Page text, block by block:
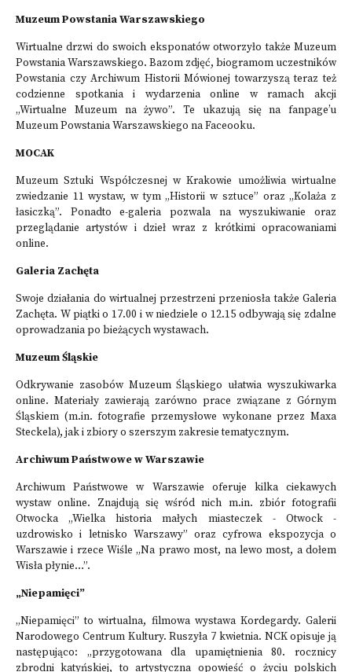
Muzeum Powstania Warszawskiego
Wirtualne drzwi do swoich eksponatów otworzyło także Muzeum
Powstania Warszawskiego. Bazom zdjęć, biogramom uczestników
Powstania czy Archiwum Historii Mówionej towarzyszą teraz też
codzienne spotkania i wydarzenia online w ramach akcji
„Wirtualne Muzeum na żywo”. Te ukazują się na fanpage’u
Muzeum Powstania Warszawskiego na Faceooku.
MOCAK
Muzeum Sztuki Współczesnej w Krakowie umożliwia wirtualne
zwiedzanie 11 wystaw, w tym „Historii w sztuce” oraz „Kolaża z
łasiczką”. Ponadtoe-galeria pozwala na wyszukiwanie oraz
przeglądanie artystów i dzieł wraz z krótkimi opracowaniami
online.
Galeria Zachęta
Swoje działania do wirtualnej przestrzeni przeniosła także Galeria
Zachęta. W piątki o 17.00 i w niedziele o 12.15 odbywają się zdalne
oprowadzania po bieżących wystawach.
Muzeum Śląskie
Odkrywanie zasobów Muzeum Śląskiego ułatwia wyszukiwarka
online. Materiały zawierają zarówno prace związane z Górnym
Śląskiem (m.in. fotografie przemysłowe wykonane przez Maxa
Steckela), jak i zbiory o szerszym zakresie tematycznym.
Archiwum Państwowe w Warszawie
Archiwum Państwowe w Warszawie oferuje kilka ciekawych
wystaw online. Znajdują się wśród nich m.in. zbiór fotografii
Otwocka „Wielka historia małych miasteczek - Otwock -
uzdrowisko i letnisko Warszawy” oraz cyfrowa ekspozycja o
Warszawie i rzece Wiśle „Na prawo most, na lewo most, a dołem
Wisła płynie…”.
„Niepamięci”
„Niepamięci” to wirtualna, filmowa wystawa Kordegardy. Galerii
Narodowego Centrum Kultury. Ruszyła 7 kwietnia. NCK opisuje ją
następująco: „przygotowana dla upamiętnienia 80. rocznicy
zbrodni katyńskiej, to artystyczna opowieść o życiu polskich